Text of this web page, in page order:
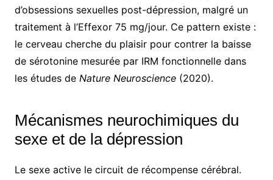
d’obsessions sexuelles post-dépression, malgré un
traitement à l’Effexor 75 mg/jour. Ce pattern existe :
le cerveau cherche du plaisir pour contrer la baisse
de sérotonine mesurée par IRM fonctionnelle dans
les études de Nature Neuroscience(2020).
Mécanismes neurochimiques du
sexe et de la dépression
Le sexe active le circuit de récompense cérébral.